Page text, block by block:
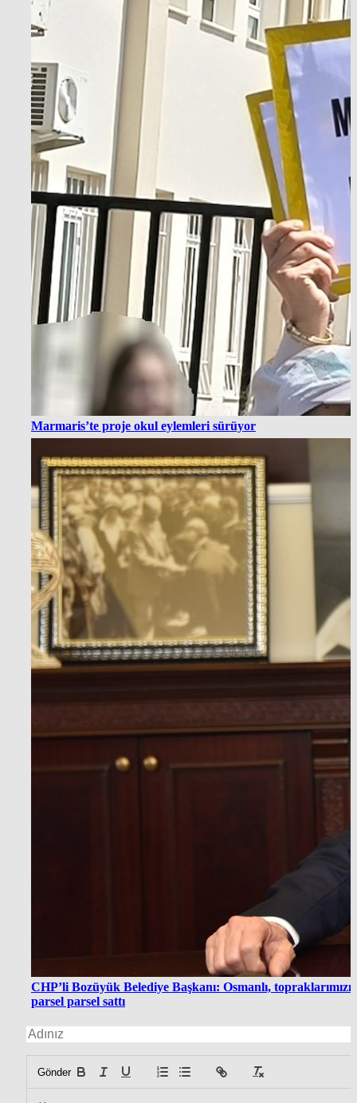
Marmaris’te proje okul eylemleri sürüyor
CHP’li Bozüyük Belediye Başkanı: Osmanlı, topraklarımızı
parsel parsel sattı
Gönder